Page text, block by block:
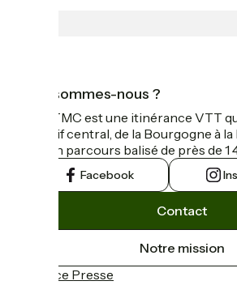
Qui sommes-nous ?
La GTMC est une itinérance VTT
Massif central, de la Bourgogne à
sur un parcours balisé de près de 1
Facebook
Contact
Notre mission
Espace Presse